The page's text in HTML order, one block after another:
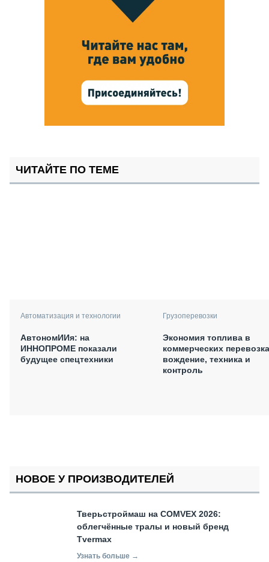
ЧИТАЙТЕ ПО ТЕМЕ
Автоматизация и технологии
АвтономИИя: на
ИННОПРОМЕ показали
будущее спецтехники
Грузоперевозки
Экономия топлива в
коммерческих
вождение, техника и
контроль
НОВОЕ У ПРОИЗВОДИТЕЛЕЙ
Тверьстроймаш на COMVEX 2026:
облегчённые тралы и новый бренд
Tvermax
Узнать больше →